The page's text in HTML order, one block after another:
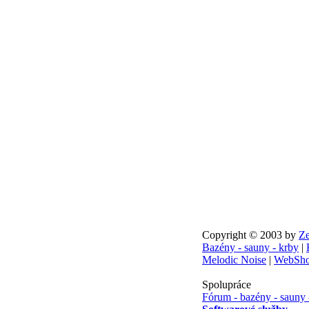
Copyright © 2003 by
Bazény - sauny - krby |
Melodic Noise |
Spolupráce
Fórum - bazény -